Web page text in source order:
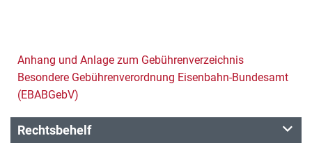
Anhang und Anlage zum Gebührenverzeichnis
Besondere Gebührenverordnung Eisenbahn-Bundesamt
(EBABGebV)
Rechtsbehelf